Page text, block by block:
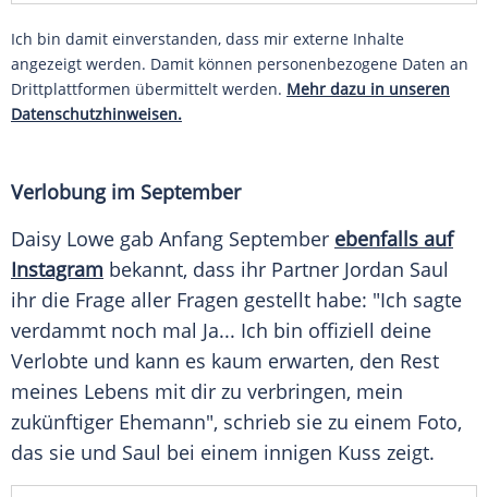
Ich bin damit einverstanden, dass mir externe Inhalte
angezeigt werden. Damit können personenbezogene Daten an
Drittplattformen übermittelt werden. Mehr dazu in unseren
Datenschutzhinweisen.
Verlobung im September
Daisy Lowe gab Anfang September ebenfalls auf
Instagram bekannt, dass ihr Partner Jordan Saul
ihr die Frage aller Fragen gestellt habe: "Ich sagte
verdammt noch mal Ja... Ich bin offiziell deine
Verlobte und kann es kaum erwarten, den Rest
meines Lebens mit dir zu verbringen, mein
zukünftiger Ehemann", schrieb sie zu einem Foto,
das sie und Saul bei einem innigen Kuss zeigt.